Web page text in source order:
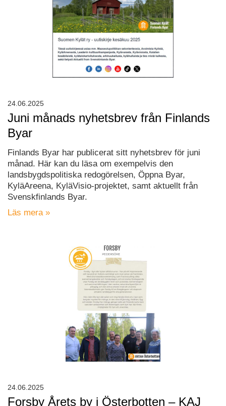
Juni månads nyhetsbrev från Finlands
Byar
Finlands Byar har publicerat sitt nyhetsbrev för juni
månad. Här kan du läsa om exempelvis den
landsbygdspolitiska redogörelsen, Öppna Byar,
KyläAreena, KyläVisio-projektet, samt aktuellt från
Svenskfinlands Byar.
Läs mera »
24.06.2025
Forsby Årets by i Österbotten – KAJ
24.06.2025